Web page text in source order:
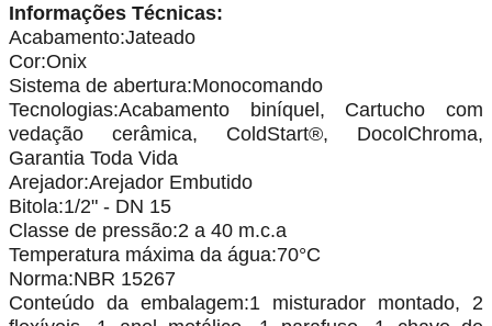
Informações Técnicas:
Acabamento:Jateado
Cor:Onix
Sistema de abertura:Monocomando
Tecnologias:Acabamento biníquel, Cartucho com
vedação cerâmica, ColdStart®, DocolChroma,
Garantia Toda Vida
Arejador:Arejador Embutido
Bitola:1/2" - DN 15
Classe de pressão:2 a 40 m.c.a
Temperatura máxima da água:70°C
Norma:NBR 15267
Conteúdo da embalagem:1 misturador montado, 2